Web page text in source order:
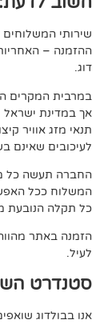
מתבצעים על ידי
על זמני ההגעה
המשלוחים
ייתכנו מצבים
או אירועים
בשליטתנו.
מאמץ לסייע
אך לא תישא
מהשירות הלוגיסטי
הסכמה מלאה
של
למצוינות, אך